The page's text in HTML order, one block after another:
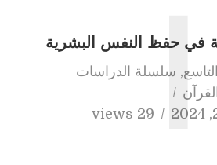
في حفظ النفس البشرية
, سلسلة الدراسات
29 viewsا